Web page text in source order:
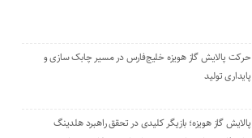
حرکت پالایش گاز هویزه خلیج‌فارس در مسیر چابک سازی و
پایداری تولید
پالایش گاز هویزه؛ بازیگر کلیدی در تحقق راهبرد هلدینگ